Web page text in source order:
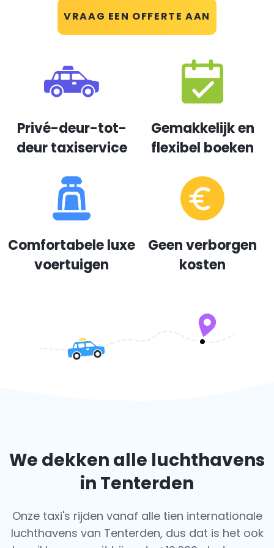
VRAAG EEN OFFERTE AAN
Privé-deur-tot-
deur taxiservice
Gemakkelijk en
flexibel boeken
Comfortabele luxe
voertuigen
Geen verborgen
kosten
We dekken alle luchthavens
in Tenterden
Onze taxi's rijden vanaf alle tien internationale
luchthavens van Tenterden, dus dat is het ook